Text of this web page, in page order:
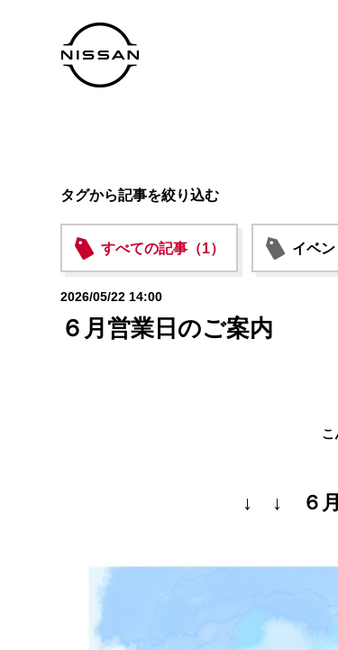
タグから記事を絞り込む
すべての記事（1） イベン
2026/05/22 14:00
６月営業日のご案内
↓ ↓ ６月